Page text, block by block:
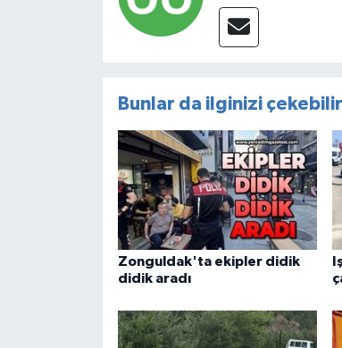
Bunlar da ilginizi çekebilir
Zonguldak'ta ekipler didik
didik aradı